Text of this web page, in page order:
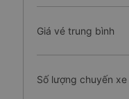
Giá vé trung bình
Số lượng chuyến xe